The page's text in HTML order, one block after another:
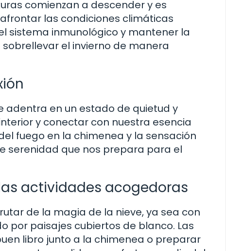
comienzan a descender y es
las condiciones climáticas
sistema inmunológico y mantener la
el invierno de manera
adentra en un estado de quietud y
y conectar con nuestra esencia
fuego en la chimenea y la sensación
serenidad que nos prepara para el
actividades acogedoras
de la magia de la nieve, ya sea con
por paisajes cubiertos de blanco. Las
libro junto a la chimenea o preparar